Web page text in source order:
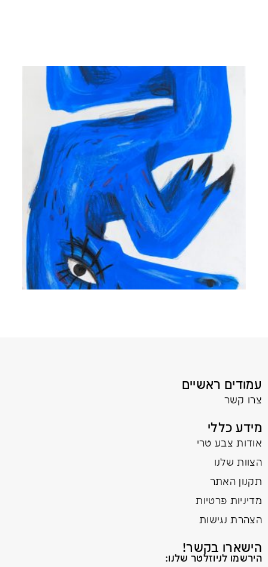
עמודים ראשיים
צרו קשר
מידע כללי
אודות צבע טרי
הצוות שלנו
תקנון האתר
מדיניות פרטיות
הצהרת נגישות
הישארו בקשר!
הירשמו לניוזלטר שלנו: